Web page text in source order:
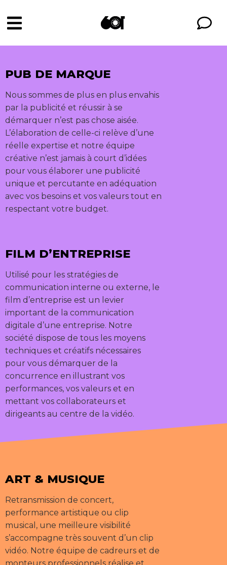
PUB DE MARQUE
Nous sommes de plus en plus envahis
par la publicité et réussir à se
démarquer n’est pas chose aisée.
L’élaboration de celle-ci relève d’une
réelle expertise et notre équipe
créative n’est jamais à court d’idées
pour vous élaborer une publicité
unique et percutante en adéquation
avec vos besoins et vos valeurs tout en
respectant votre budget.
FILM D’ENTREPRISE
Utilisé pour les stratégies de
communication interne ou externe, le
film d’entreprise est un levier
important de la communication
digitale d’une entreprise. Notre
société dispose de tous les moyens
techniques et créatifs nécessaires
pour vous démarquer de la
concurrence en illustrant vos
performances, vos valeurs et en
mettant vos collaborateurs et
dirigeants au centre de la vidéo.
ART & MUSIQUE
Retransmission de concert,
performance artistique ou clip
musical, une meilleure visibilité
s’accompagne très souvent d’un clip
vidéo. Notre équipe de cadreurs et de